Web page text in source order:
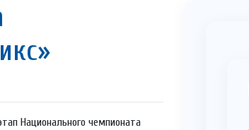
Национального чемпионата